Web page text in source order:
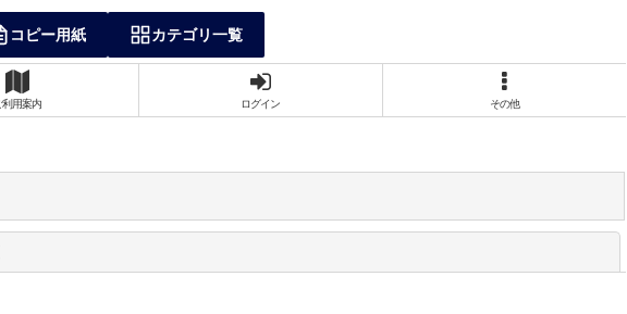
コピー用紙 カテゴリ一覧
利用案内 ログイン その他